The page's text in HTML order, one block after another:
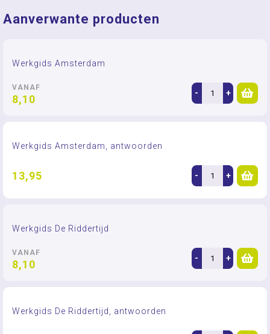
Aanverwante producten
Werkgids Amsterdam
VANAF
8,10 - +
Werkgids Amsterdam, antwoorden
13,95 - +
Werkgids De Riddertijd
VANAF
8,10 - +
Werkgids De Riddertijd, antwoorden